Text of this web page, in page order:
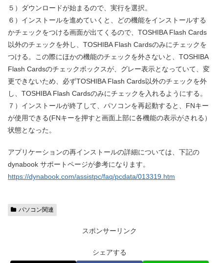
５）ダウンロードが始まるので、実行を選択。
６）インストールを進めていくと、どの機能をインストールする
かチェックをつける画面が出てくるので、TOSHIBA Flash Cards
以外のチェックを外し、TOSHIBA Flash Cardsのみにチェックを
つける。この際にほかの機能のチェックを外さないと、TOSHIBA
Flash Cardsのチェックボックスが、グレー表示となっていて、変
更できないため、必ずTOSHIBA Flash Cards以外のチェックを外
し、TOSHIBA Flash Cardsのみにチェックを入れるようにする。
７）インストールが終了して、パソコンを再起動すると、FNキー
が使用できる(FNキーを押すと画面上部に各機能の表示がされる）
状態となった。
アプリケーションの再インストールの詳細については、下記の
dynabook サポートページが参考になります。
https://dynabook.com/assistpc/faq/pcdata/013319.htm
パソコン関連
スポンサーリンク
シェアする